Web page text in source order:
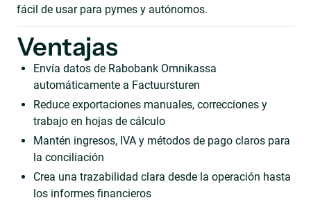
fácil de usar para pymes y autónomos.
Ventajas
Envía datos de Rabobank Omnikassa
automáticamente a Factuursturen
Reduce exportaciones manuales, correcciones y
trabajo en hojas de cálculo
Mantén ingresos, IVA y métodos de pago claros para
la conciliación
Crea una trazabilidad clara desde la operación hasta
los informes financieros